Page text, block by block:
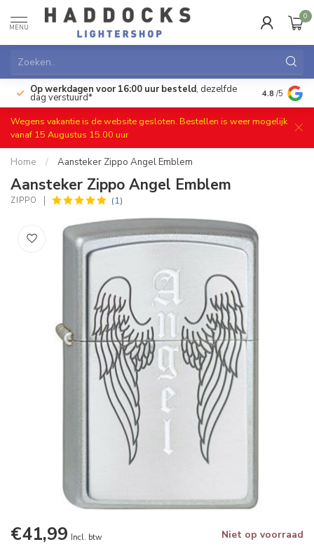
MENU
0
Op werkdagen voor 16:00 uur besteld, dezelfde
dag verstuurd* Gratis
4.8 /5
Wegens vakantie is de website gesloten. Bestellen is weer mogelijk
vanaf 15 Augustus 15.00 uur
Home / Aansteker Zippo Angel Emblem
Aansteker Zippo Angel Emblem
ZIPPO (1)
€41,99 Incl. btw Niet op voorraad